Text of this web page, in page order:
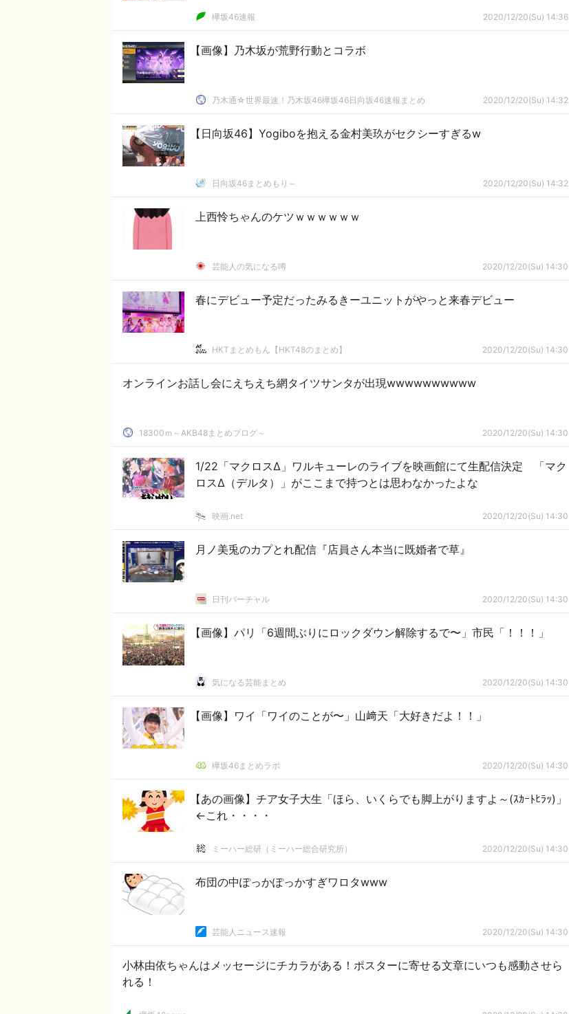
欅坂46速報 2020/12/20(Su) 14:36
【画像】乃木坂が荒野行動とコラボ
乃木通☆世界最速！乃木坂46欅坂46日向坂46速報まとめ 2020/12/20(Su) 14:32
【日向坂46】Yogiboを抱える金村美玖がセクシーすぎるw
日向坂46まとめもり～ 2020/12/20(Su) 14:32
上西怜ちゃんのケツｗｗｗｗｗｗ
芸能人の気になる噂 2020/12/20(Su) 14:30
春にデビュー予定だったみるきーユニットがやっと来春デビュー
HKTまとめもん【HKT48のまとめ】 2020/12/20(Su) 14:30
オンラインお話し会にえちえち網タイツサンタが出現wwwwwwwwww
18300ｍ～AKB48まとめブログ～ 2020/12/20(Su) 14:30
1/22「マクロスΔ」ワルキューレのライブを映画館にて生配信決定 「マク
ロスΔ（デルタ）」がここまで持つとは思わなかったよな
映画.net 2020/12/20(Su) 14:30
月ノ美兎のカプとれ配信『店員さん本当に既婚者で草』
日刊バーチャル 2020/12/20(Su) 14:30
【画像】パリ「6週間ぶりにロックダウン解除するで〜」市民「！！！」
気になる芸能まとめ 2020/12/20(Su) 14:30
【画像】ワイ「ワイのことが〜」山﨑天「大好きだよ！！」
欅坂46まとめラボ 2020/12/20(Su) 14:30
【あの画像】チア女子大生「ほら、いくらでも脚上がりますよ～(ｽｶｰﾄﾋﾗｯ)」
←これ・・・・
ミーハー総研（ミーハー総合研究所） 2020/12/20(Su) 14:30
布団の中ぽっかぽっかすぎワロタwww
芸能人ニュース速報 2020/12/20(Su) 14:30
小林由依ちゃんはメッセージにチカラがある！ポスターに寄せる文章にいつも感動させら
れる！